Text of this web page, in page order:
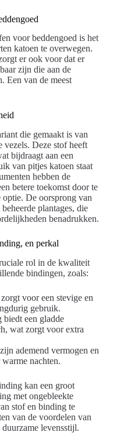
voor beddengoed is het
katoen te overwegen.
er ook voor dat er
zijn die aan de
Een van de meest
die gemaakt is van
vezels. Deze stof heeft
bijdraagt aan een
van pitjes katoen staat
hebben de
betere toekomst door te
De oorsprong van
plantages, die
benadrukken.
en perkal
rol in de kwaliteit
bindingen, zoals:
voor een stevige en
gebruik.
een gladde
wat zorgt voor extra
ademend vermogen en
nachten.
kan een groot
met ongebleekte
stof en binding te
van de voordelen van
levensstijl.